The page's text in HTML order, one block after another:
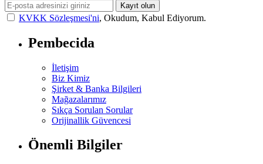
Kayıt olun
KVKK Sözleşmesi'ni, Okudum, Kabul Ediyorum.
Pembecida
İletişim
Biz Kimiz
Şirket & Banka Bilgileri
Mağazalarımız
Sıkça Sorulan Sorular
Orijinallik Güvencesi
Önemli Bilgiler